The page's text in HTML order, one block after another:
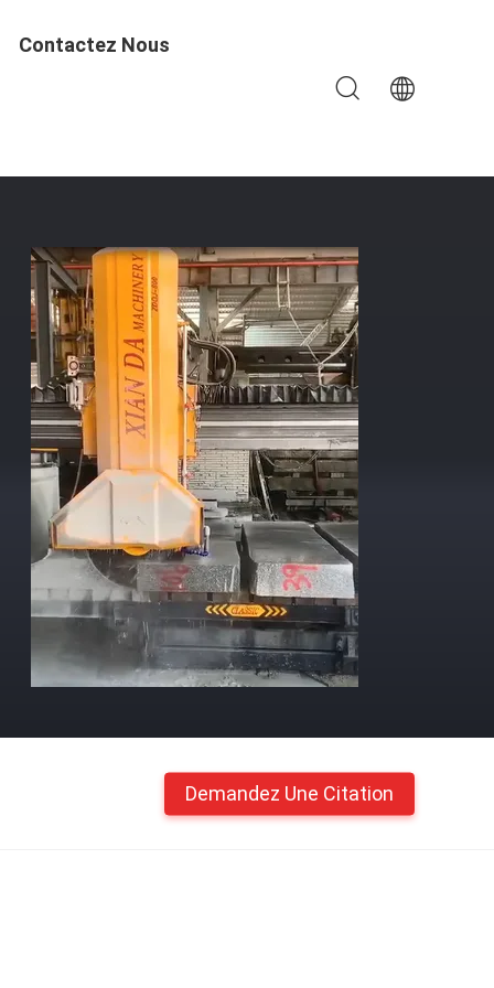
Contactez Nous
Demandez Une Citation